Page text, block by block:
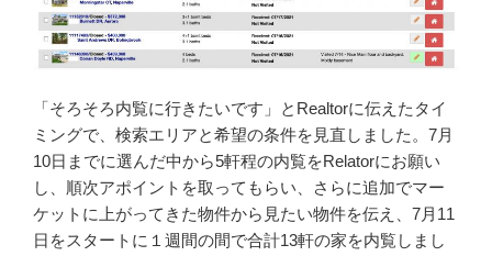
「そろそろ内覧に行きたいです」とRealtorに伝えたタイ
ミングで、検索エリアと希望の条件を見直しました。7月
10日までに選んだ中から5軒程の内覧をRelatorにお願い
し、順次アポイントを取ってもらい、さらに追加でマー
ケットに上がってきた物件から見たい物件を伝え、7月11
日をスタートに１週間の間で合計13軒の家を内覧しまし